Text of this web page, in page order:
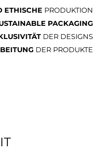
ETHISCHE PRODUKTION
PACKAGING
DER DESIGNS
DER PRODUKTE